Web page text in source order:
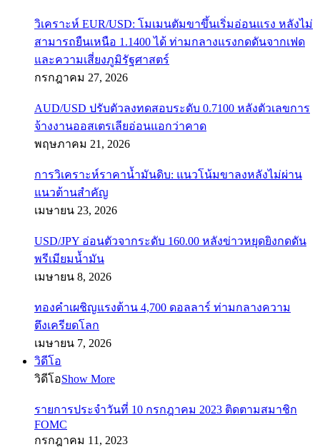
วิเคราะห์ EUR/USD: โมเมนตัมขาขึ้นเริ่มอ่อนแรง หลังไม่
สามารถยืนเหนือ 1.1400 ได้ ท่ามกลางแรงกดดันจากเฟด
และความเสี่ยงภูมิรัฐศาสตร์
กรกฎาคม 27, 2026
AUD/USD ปรับตัวลงทดสอบระดับ 0.7100 หลังตัวเลขการ
จ้างงานออสเตรเลียอ่อนแอกว่าคาด
พฤษภาคม 21, 2026
การวิเคราะห์ราคาน้ำมันดิบ: แนวโน้มขาลงหลังไม่ผ่าน
แนวต้านสำคัญ
เมษายน 23, 2026
USD/JPY อ่อนตัวจากระดับ 160.00 หลังข่าวหยุดยิงกดดัน
พรีเมียมน้ำมัน
เมษายน 8, 2026
ทองคำเผชิญแรงต้าน 4,700 ดอลลาร์ ท่ามกลางความ
ตึงเครียดโลก
เมษายน 7, 2026
วิดีโอ
วิดีโอShow More
รายการประจำวันที่ 10 กรกฎาคม 2023 ติดตามสมาชิก
FOMC
กรกฎาคม 11, 2023